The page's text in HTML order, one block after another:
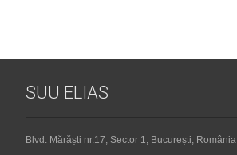
SUU ELIAS
Blvd. Mărăști nr.17, Sector 1, București, România